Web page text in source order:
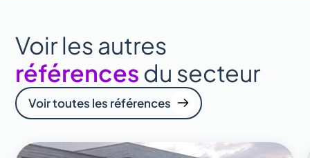
Voir les autres
référencesdu secteur
Voir toutes les références